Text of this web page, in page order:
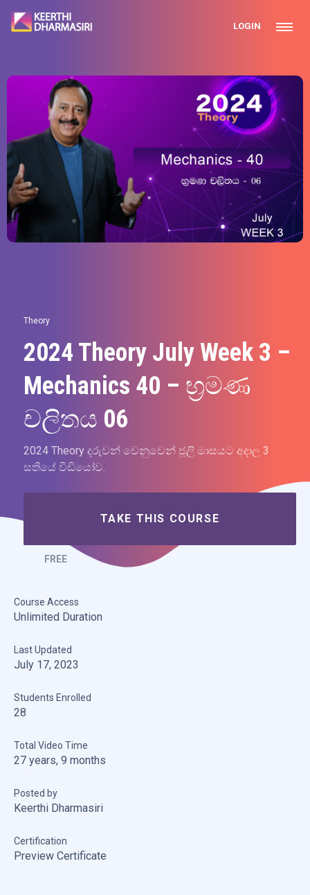
LOGIN
Theory
2024 Theory July Week 3 –
Mechanics 40 – භ්‍රමණ
චලිතය 06
2024 Theory දරුවන් වෙනුවෙන් ජූලි මාසයට අදාල 3
සතියේ වීඩියෝව.
TAKE THIS COURSE
FREE
Course Access
Unlimited Duration
Last Updated
July 17, 2023
Students Enrolled
28
Total Video Time
27 years, 9 months
Posted by
Keerthi Dharmasiri
Certification
Preview Certificate